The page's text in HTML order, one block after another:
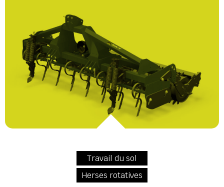
Travail du sol
Herses rotatives